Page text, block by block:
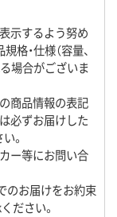
示するよう努め
格・仕様（容量、
場合がございま
商品情報の表記
必ずお届けした
。
ー等にお問い合
のお届けをお約束
ださい。